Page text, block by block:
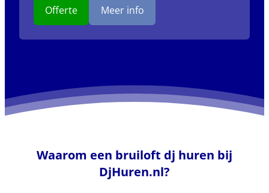
Offerte Meer info
Waarom een bruiloft dj huren bij
DjHuren.nl?